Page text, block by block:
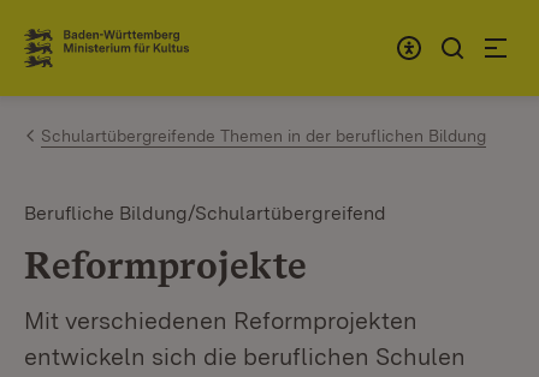
Zum Inhalt springen
Link zur Startseite
Schulartübergreifende Themen in der beruflichen Bildung
Berufliche Bildung/Schulartübergreifend
Reformprojekte
Mit verschiedenen Reformprojekten
entwickeln sich die beruflichen Schulen